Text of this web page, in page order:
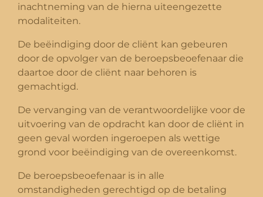
inachtneming van de hierna uiteengezette
modaliteiten.
De beëindiging door de cliënt kan gebeuren
door de opvolger van de beroepsbeoefenaar die
daartoe door de cliënt naar behoren is
gemachtigd.
De vervanging van de verantwoordelijke voor de
uitvoering van de opdracht kan door de cliënt in
geen geval worden ingeroepen als wettige
grond voor beëindiging van de overeenkomst.
De beroepsbeoefenaar is in alle
omstandigheden gerechtigd op de betaling